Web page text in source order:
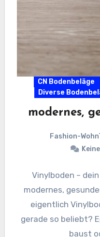
CN Bodenbeläge
Diverse
modernes,
Fashion-
Vinylboden –
modernes,
eigentlich
gerade so beliebt?
baust